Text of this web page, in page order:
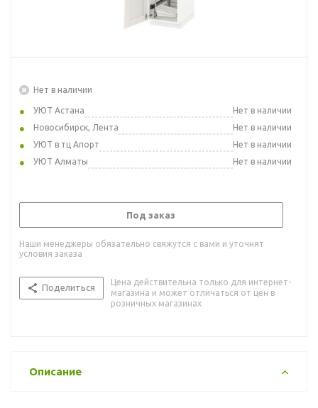
Нет в наличии
УЮТ Астана
Нет в наличии
Новосибирск, Лента
Нет в наличии
УЮТ в тц Апорт
Нет в наличии
УЮТ Алматы
Нет в наличии
Под заказ
Наши менеджеры обязательно свяжутся с вами и уточнят
условия заказа
Поделиться
Цена действительна только для интернет-
магазина и может отличаться от цен в
розничных магазинах
Описание